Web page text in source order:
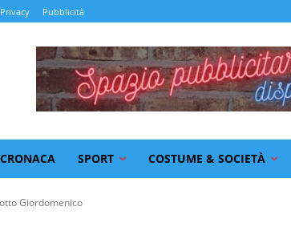
Pubblicità
CRONACA SPORT COSTUME & SOCIETÀ
Giordomenico